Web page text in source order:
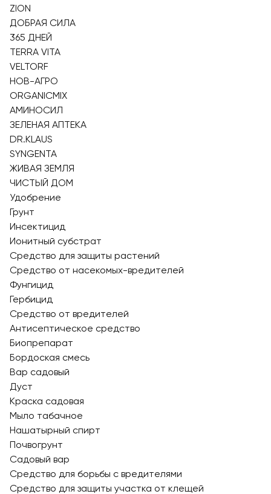
ZION
ДОБРАЯ СИЛА
365 ДНЕЙ
TERRA VITA
VELTORF
НОВ-АГРО
ORGANICMIX
АМИНОСИЛ
ЗЕЛЕНАЯ АПТЕКА
DR.KLAUS
SYNGENTA
ЖИВАЯ ЗЕМЛЯ
ЧИСТЫЙ ДОМ
Удобрение
Грунт
Инсектицид
Ионитный субстрат
Средство для защиты растений
Средство от насекомых-вредителей
Фунгицид
Гербицид
Средство от вредителей
Антисептическое средство
Биопрепарат
Бордоская смесь
Вар садовый
Дуст
Краска садовая
Мыло табачное
Нашатырный спирт
Почвогрунт
Садовый вар
Средство для борьбы с вредителями
Средство для защиты участка от клещей